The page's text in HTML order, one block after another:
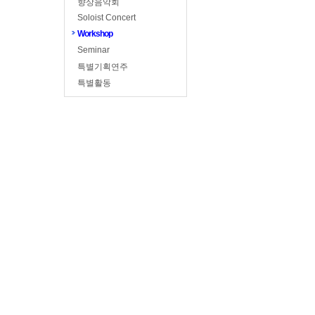
향상음악회
Soloist Concert
Workshop
Seminar
특별기획연주
특별활동